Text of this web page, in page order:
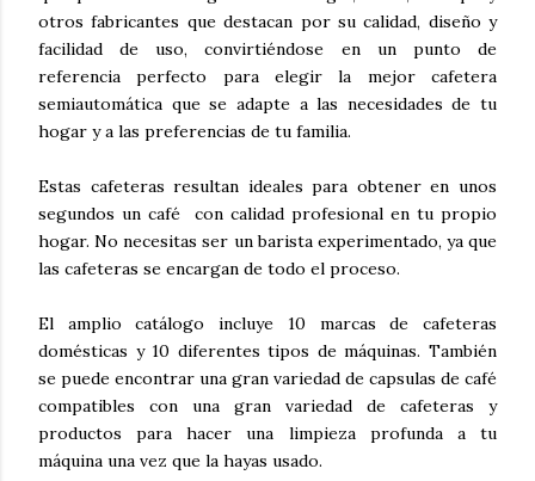
otros fabricantes que destacan por su calidad, diseño y
facilidad de uso, convirtiéndose en un punto de
referencia perfecto para elegir la mejor cafetera
semiautomática que se adapte a las necesidades de tu
hogar y a las preferencias de tu familia.
Estas cafeteras resultan ideales para obtener en unos
segundos un café con calidad profesional en tu propio
hogar. No necesitas ser un barista experimentado, ya que
las cafeteras se encargan de todo el proceso.
El amplio catálogo incluye 10 marcas de cafeteras
domésticas y 10 diferentes tipos de máquinas. También
se puede encontrar una gran variedad de capsulas de café
compatibles con una gran variedad de cafeteras y
productos para hacer una limpieza profunda a tu
máquina una vez que la hayas usado.